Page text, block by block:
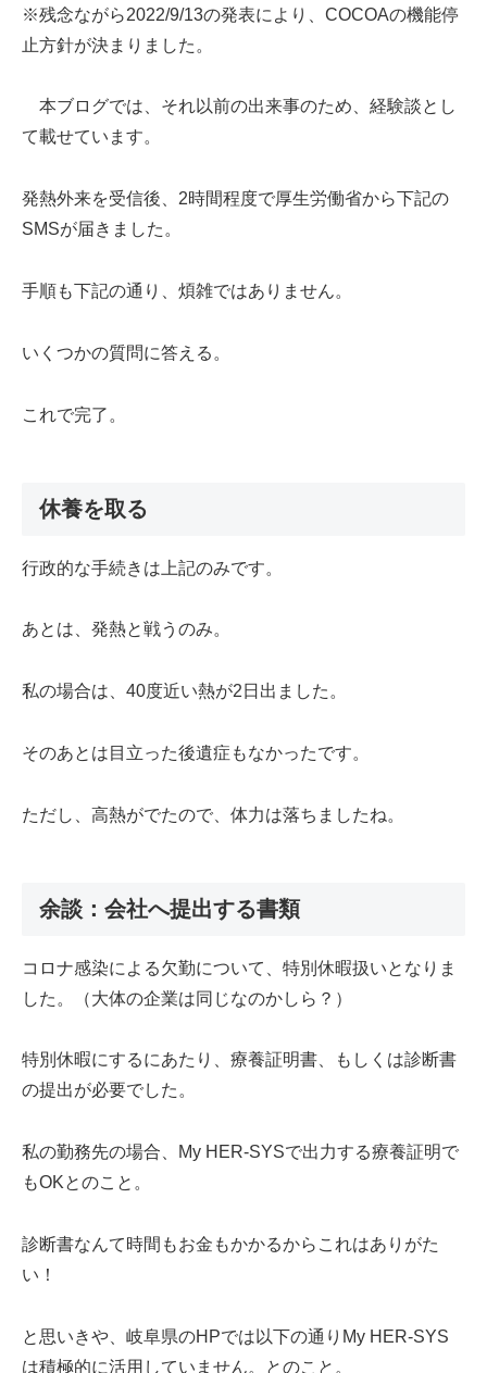
※残念ながら2022/9/13の発表により、COCOAの機能停
止方針が決まりました。
本ブログでは、それ以前の出来事のため、経験談とし
て載せています。
発熱外来を受信後、2時間程度で厚生労働省から下記の
SMSが届きました。
手順も下記の通り、煩雑ではありません。
いくつかの質問に答える。
これで完了。
休養を取る
行政的な手続きは上記のみです。
あとは、発熱と戦うのみ。
私の場合は、40度近い熱が2日出ました。
そのあとは目立った後遺症もなかったです。
ただし、高熱がでたので、体力は落ちましたね。
余談：会社へ提出する書類
コロナ感染による欠勤について、特別休暇扱いとなりま
した。（大体の企業は同じなのかしら？）
特別休暇にするにあたり、療養証明書、もしくは診断書
の提出が必要でした。
私の勤務先の場合、My HER-SYSで出力する療養証明で
もOKとのこと。
診断書なんて時間もお金もかかるからこれはありがた
い！
と思いきや、岐阜県のHPでは以下の通りMy HER-SYS
は積極的に活用していません。とのこと。